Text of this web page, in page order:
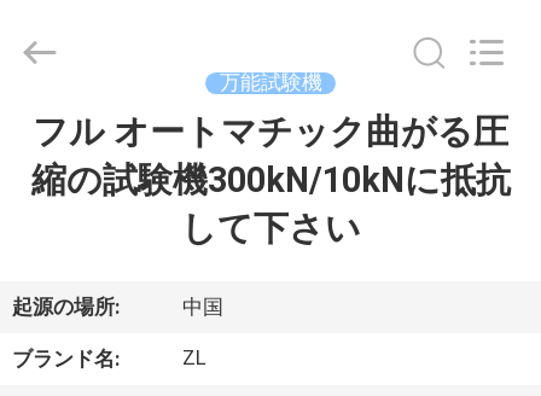
ダ
ク
Dongguan
Zhongli
Reserved.
万能試験機
フル オートマチック曲がる圧
縮の試験機300kN/10kNに抵抗
して下さい
起源の場所: 中国
ブランド名: ZL